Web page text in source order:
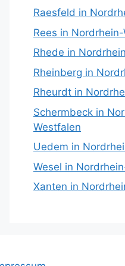
Raesfeld in
Rees in
Rhede in
Rheinberg in
Rheurdt in
Schermbeck in
Westfalen
Uedem in
Wesel in
Xanten in